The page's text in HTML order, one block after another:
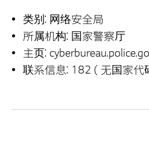
类别: 网络安全局
所属机构: 国家警察厅
主页:
联系信息: 182（无国家代